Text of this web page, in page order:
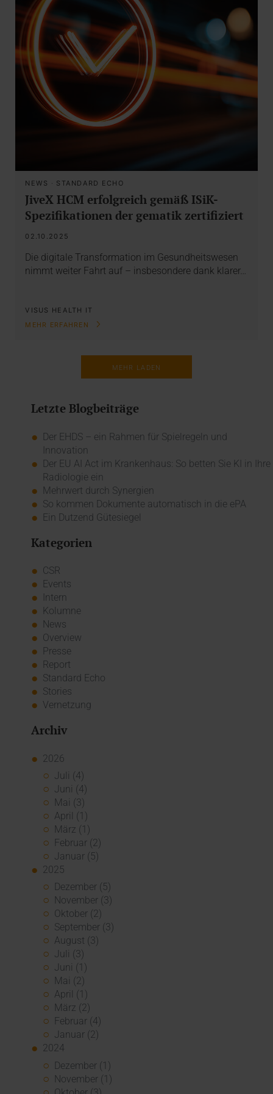
NEWS · STANDARD ECHO
JiveX HCM erfolgreich gemäß ISiK-
Spezifikationen der gematik zertifiziert
02.10.2025
Die digitale Transformation im Gesundheitswesen
nimmt weiter Fahrt auf – insbesondere dank klarer…
VISUS HEALTH IT
MEHR ERFAHREN
MEHR LADEN
Letzte Blogbeiträge
Der EHDS – ein Rahmen für Spielregeln und
Innovation
Der EU AI Act im Krankenhaus: So betten Sie KI in Ihre
Radiologie ein
Mehrwert durch Synergien
So kommen Dokumente automatisch in die ePA
Ein Dutzend Gütesiegel
Kategorien
CSR
Events
Intern
Kolumne
News
Overview
Presse
Report
Standard Echo
Stories
Vernetzung
Archiv
2026
Juli (4)
Juni (4)
Mai (3)
April (1)
März (1)
Februar (2)
Januar (5)
2025
Dezember (5)
November (3)
Oktober (2)
September (3)
August (3)
Juli (3)
Juni (1)
Mai (2)
April (1)
März (2)
Februar (4)
Januar (2)
2024
Dezember (1)
November (1)